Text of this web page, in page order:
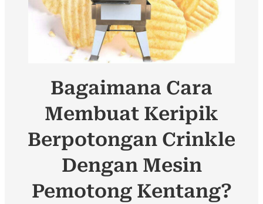
Bagaimana Cara
Membuat Keripik
Berpotongan Crinkle
Dengan Mesin
Pemotong Kentang?